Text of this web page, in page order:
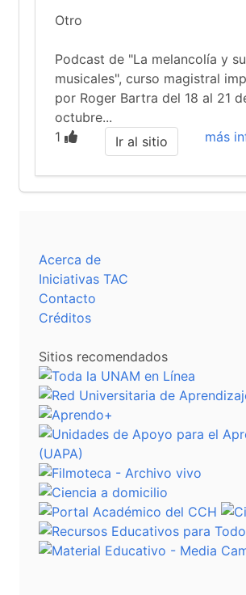
Otro
Podcast de "La melancolía y
musicales", curso magistral
por Roger Bartra del 18 al 21
octubre...
1
más
Ir al sitio
Acerca de
Iniciativas TAC
Contacto
Créditos
Sitios recomendados